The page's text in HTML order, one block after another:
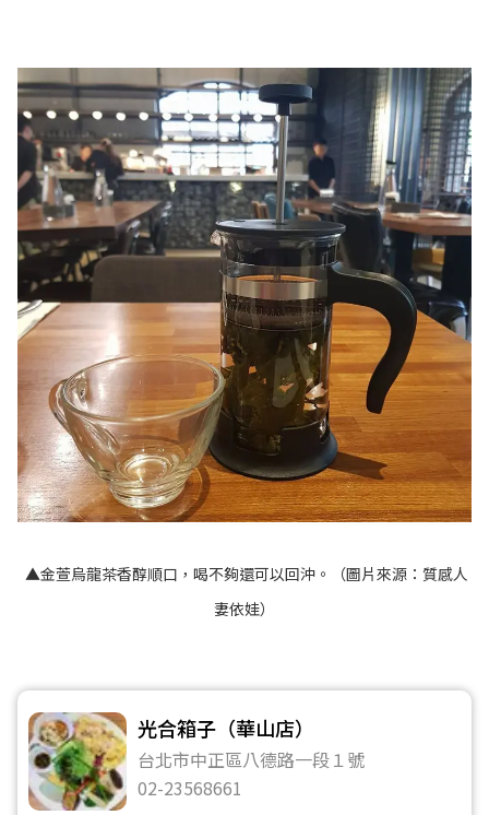
▲金萱烏龍茶香醇順口，喝不夠還可以回沖。（圖片來源： 質感人
妻依娃）
光合箱子（華山店）
台北市中正區八德路一段１號
02-23568661